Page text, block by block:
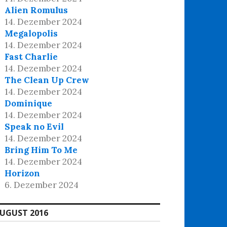
Alien Romulus
14. Dezember 2024
Megalopolis
14. Dezember 2024
Fast Charlie
14. Dezember 2024
The Clean Up Crew
14. Dezember 2024
Dominique
14. Dezember 2024
Speak no Evil
14. Dezember 2024
Bring Him To Me
14. Dezember 2024
Horizon
6. Dezember 2024
2016